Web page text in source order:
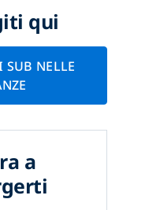
qui
SUB NELLE
a